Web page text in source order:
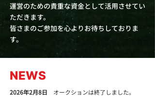
運営のための貴重な資金として活用させてい
ただきます。
皆さまのご参加を心よりお待ちしておりま
す。
NEWS
2026年2月8日 オークションは終了しました。